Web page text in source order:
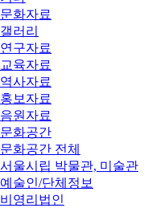
문화자료
갤러리
연구자료
교육자료
역사자료
홍보자료
음원자료
문화공간
문화공간 전체
서울시립 박물관, 미술관
예술인/단체정보
비영리법인